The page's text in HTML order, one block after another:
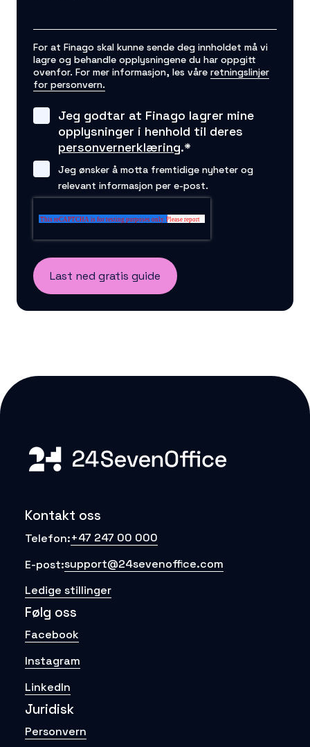
For at Finago skal kunne sende deg innholdet må vi
lagre og behandle opplysningene du har oppgitt
ovenfor. For mer informasjon, les våre retningslinjer
for personvern.
Jeg godtar at Finago lagrer mine
opplysninger i henhold til deres
personvernerklæring.*
Jeg ønsker å motta fremtidige nyheter og
relevant informasjon per e-post.
Kontakt oss
Telefon:+47 247 00 000
E-post:support@24sevenoffice.com
Ledige stillinger
Følg oss
Facebook
Instagram
LinkedIn
Juridisk
Personvern